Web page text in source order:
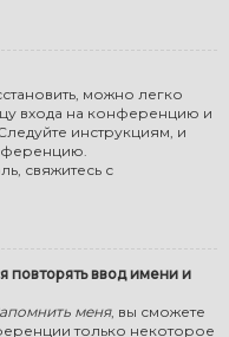
можно легко
входа на конференцию и
инструкциям, и
свяжитесь с
повторять ввод имени и
меня, вы сможете
только некоторое